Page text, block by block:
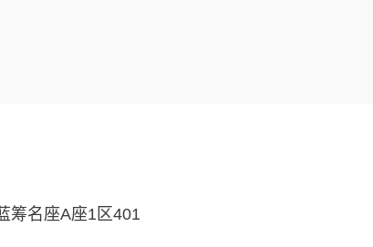
筹名座A座1区401